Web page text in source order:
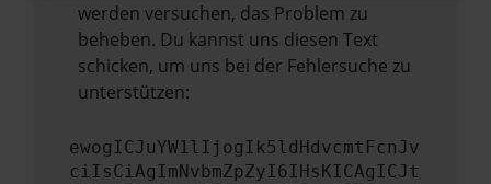
werden versuchen, das Problem zu
beheben. Du kannst uns diesen Text
schicken, um uns bei der Fehlersuche zu
unterstützen:
ewogICJuYW1lIjogIk5ldHdvcmtFcnJv
ciIsCiAgImNvbmZpZyI6IHsKICAgICJt